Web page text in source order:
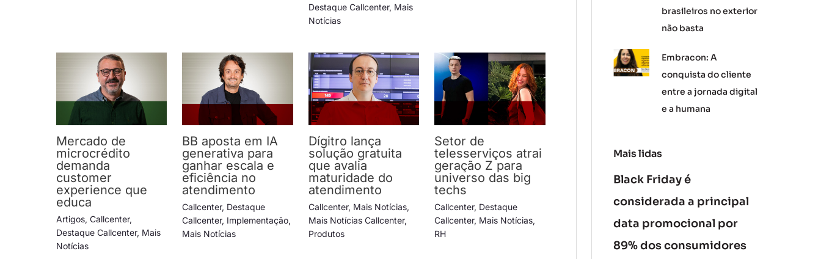
Destaque Callcenter, Mais
Notícias
Mercado de
microcrédito
demanda
customer
experience que
educa
Artigos, Callcenter,
Destaque Callcenter, Mais
Notícias
BB aposta em IA
generativa para
ganhar escala e
eficiência no
atendimento
Callcenter, Destaque
Callcenter, Implementação,
Mais Notícias
Dígitro lança
solução gratuita
que avalia
maturidade do
atendimento
Callcenter, Mais Notícias,
Mais Notícias Callcenter,
Produtos
Setor de
telesserviços atrai
geração Z para
universo das big
techs
Callcenter, Destaque
Callcenter, Mais Notícias,
RH
brasileiros no exterior
não basta
Embracon: A
conquista do cliente
entre a jornada digital
e a humana
Mais lidas
Black Friday é
considerada a principal
data promocional por
89% dos consumidores